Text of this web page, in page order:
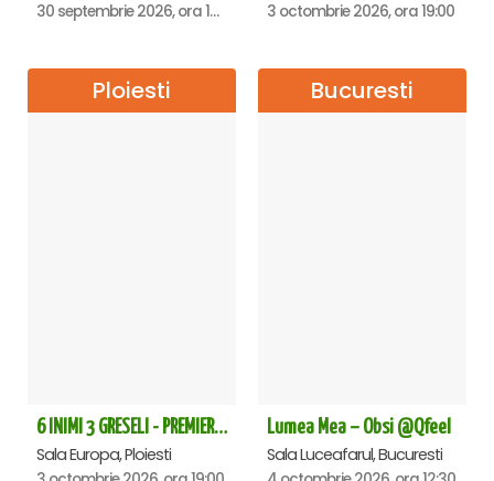
30 septembrie 2026, ora 19:30 3 octombrie 2026, ora 19:00
Ploiesti
6 INIMI 3 GRESELI - PREMIERA - Ploiesti
Sala Europa, Ploiesti
Bucuresti
Lumea Mea – Obsi @Qfeel
Sala Luceafarul, Bucuresti